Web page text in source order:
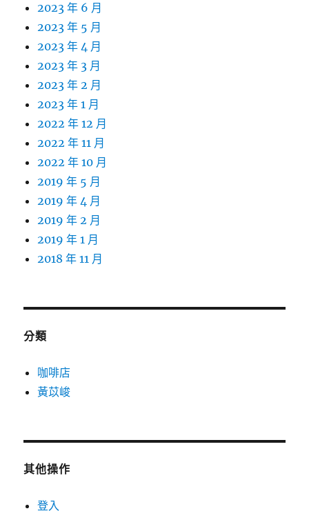
2023 年 6 月
2023 年 5 月
2023 年 4 月
2023 年 3 月
2023 年 2 月
2023 年 1 月
2022 年 12 月
2022 年 11 月
2022 年 10 月
2019 年 5 月
2019 年 4 月
2019 年 2 月
2019 年 1 月
2018 年 11 月
分類
咖啡店
黃苡峻
其他操作
登入